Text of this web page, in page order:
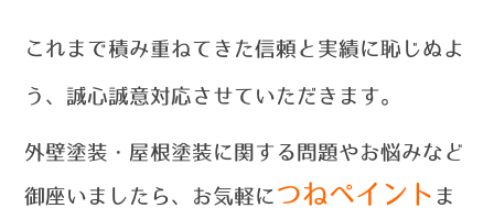
これまで積み重ねてきた信頼と実績に恥じぬよ
う、誠心誠意対応させていただきます。
外壁塗装・屋根塗装に関する問題やお悩みなど
御座いましたら、お気軽に つねペイント ま